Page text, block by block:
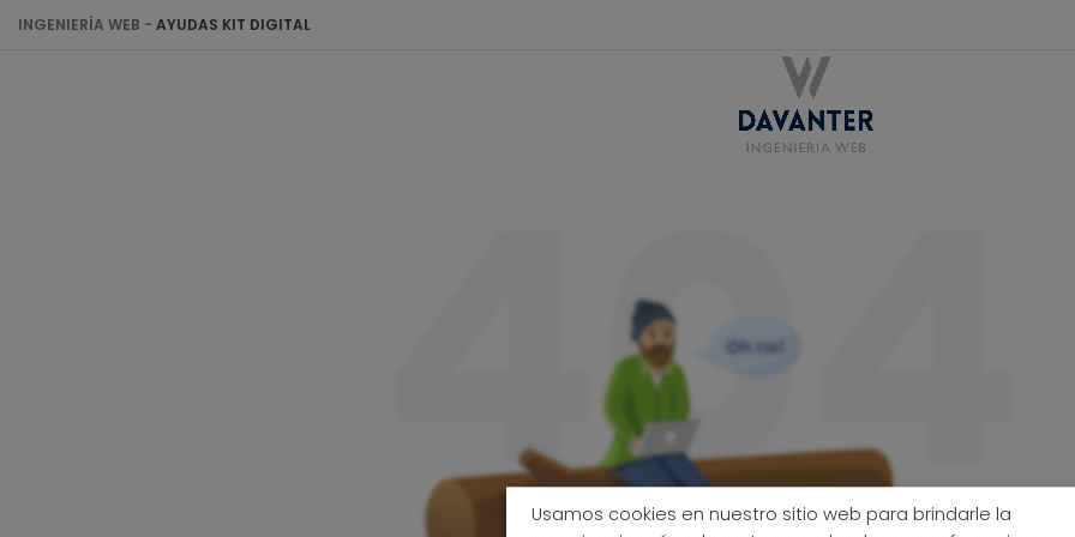
INGENIERÍA WEB - AYUDAS KIT DIGITAL
Usamos cookies en nuestro sitio web para brindarle la